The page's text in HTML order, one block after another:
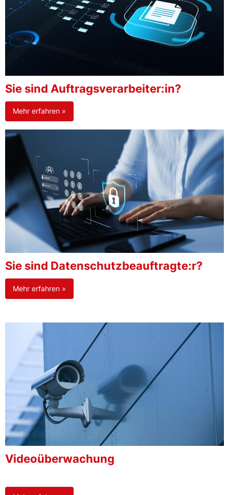
Sie sind Auftragsverarbeiter:in?
Mehr erfahren »
Sie sind Datenschutzbeauftragte:r?
Mehr erfahren »
Videoüberwachung